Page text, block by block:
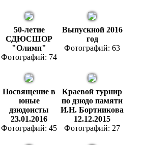
50-летие
СДЮСШОР
"Олимп"
Фотографий: 74
Выпускной 2016
год
Фотографий: 63
Посвящение в
юные
дзюдоисты
23.01.2016
Фотографий: 45
Краевой турнир
по дзюдо памяти
И.Н. Бортникова
12.12.2015
Фотографий: 27